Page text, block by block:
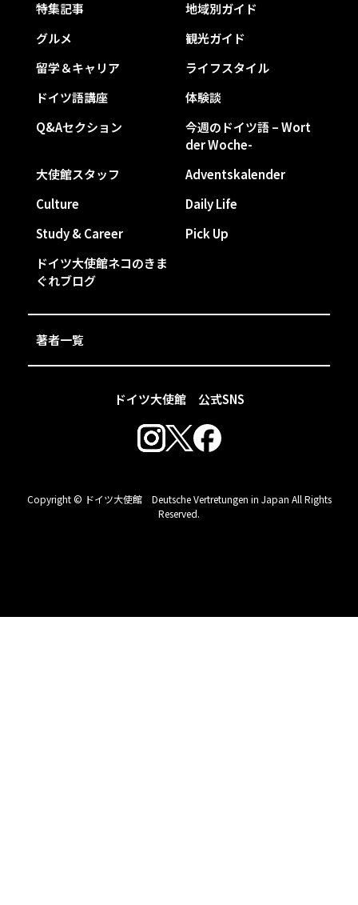
ドイツ大使館 公式SNS
特集記事
地域別ガイド
グルメ
観光ガイド
留学＆キャリア
ライフスタイル
ドイツ語講座
体験談
Q&Aセクション
今週のドイツ語 – Wort
der Woche-
大使館スタッフ
Adventskalender
Culture
Daily Life
Study & Career
Pick Up
ドイツ大使館ネコのきま
ぐれブログ
著者一覧
Copyright © ドイツ大使館 Deutsche Vertretungen in Japan All Rights
Reserved.